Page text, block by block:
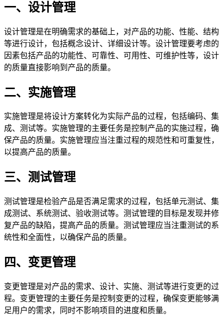
一、设计管理
设计管理是在明确需求的基础上，对产品的功能、性能、结构
等进行设计，包括概念设计、详细设计等。设计管理要考虑的
因素包括产品的功能性、可靠性、可用性、可维护性等，设计
的质量直接影响到产品的质量。
二、实施管理
实施管理是将设计方案转化为实际产品的过程，包括编码、集
成、测试等。实施管理的主要任务是控制产品的实施过程，确
保产品的质量。实施管理应当注重过程的规范性和可重复性，
以提高产品的质量。
三、测试管理
测试管理是检验产品是否满足需求的过程，包括单元测试、集
成测试、系统测试、验收测试等。测试管理的目标是发现并修
复产品的缺陷，提高产品的质量。测试管理应当注重测试的系
统性和全面性，以确保产品的质量。
四、变更管理
变更管理是对产品的需求、设计、实施、测试等进行变更的过
程。变更管理的主要任务是控制变更的过程，确保变更能够满
足用户的需求，同时不影响项目的进度和质量。